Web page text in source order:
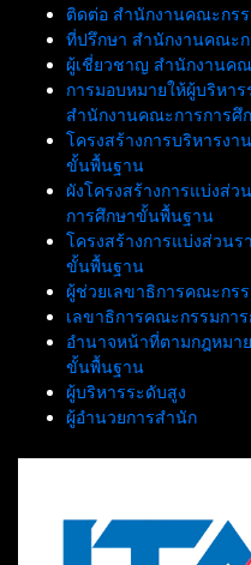
ติดต่อ สำนักงานคณะกร
ที่ปรึกษา สำนักงานคณะ
ผู้เชี่ยวชาญ สำนักงานค
การมอบหมายให้ผู้บริหา
สำนักงานคณะการการ
โครงสร้างการบริหารง
ขั้นพื้นฐาน
ผังโครงสร้างการแบ่งส่
การศึกษาขั้นพื้นฐาน
โครงสร้างการแบ่งส่วน
ขั้นพื้นฐาน
ผู้ช่วยเลขาธิการคณะกร
เลขาธิการคณะกรรมกา
อำนาจหน้าที่ตามกฎหมา
ขั้นพื้นฐาน
ผู้บริหารระดับสูง
ผู้อำนวยการสำนัก